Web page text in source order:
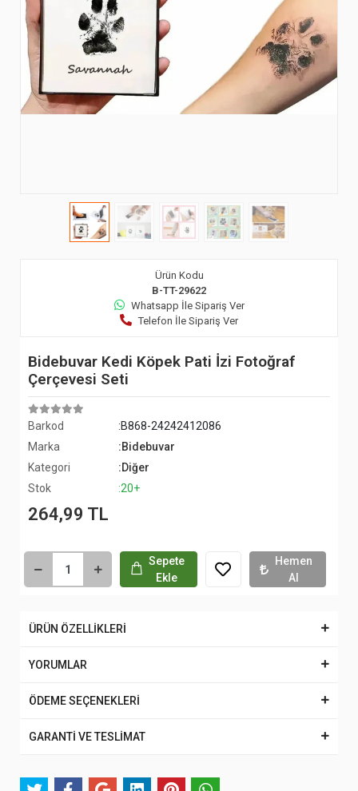
Ürün Kodu
B-TT-29622
Whatsapp İle Sipariş Ver
Telefon İle Sipariş Ver
Bidebuvar Kedi Köpek Pati İzi Fotoğraf
Çerçevesi Seti
Barkod
:B868-24242412086
Marka
:Bidebuvar
Kategori
:Diğer
Stok
:20+
264,99 TL
Sepete
Ekle
Hemen
Al
ÜRÜN ÖZELLİKLERİ
YORUMLAR
ÖDEME SEÇENEKLERİ
GARANTİ VE TESLİMAT